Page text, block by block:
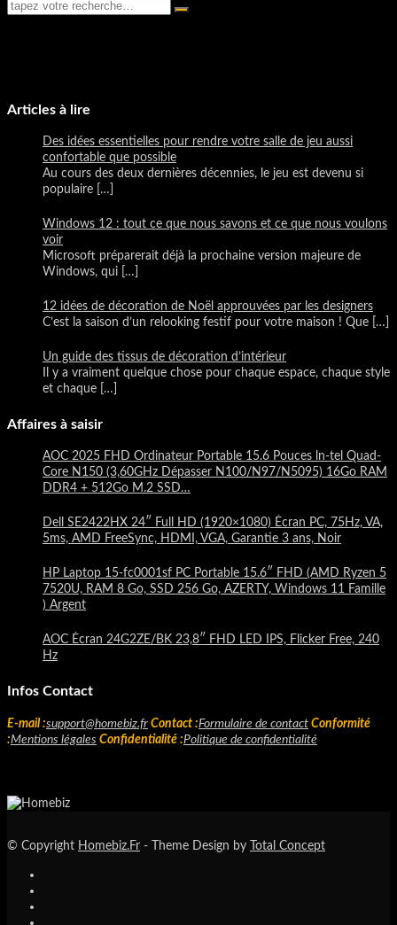
Articles à lire
Des idées essentielles pour rendre votre salle de jeu aussi
confortable que possible
Au cours des deux dernières décennies, le jeu est devenu si
populaire
[…]
Windows 12 : tout ce que nous savons et ce que nous voulons
voir
Microsoft préparerait déjà la prochaine version majeure de
Windows, qui
[…]
12 idées de décoration de Noël approuvées par les designers
C’est la saison d’un relooking festif pour votre maison ! Que
[…]
Un guide des tissus de décoration d’intérieur
Il y a vraiment quelque chose pour chaque espace, chaque style
et chaque
[…]
Affaires à saisir
AOC 2025 FHD Ordinateur Portable 15.6 Pouces ln-tel Quad-
Core N150 (3,60GHz Dépasser N100/N97/N5095) 16Go RAM
DDR4 + 512Go M.2 SSD…
Dell SE2422HX 24″ Full HD (1920×1080) Écran PC, 75Hz, VA,
5ms, AMD FreeSync, HDMI, VGA, Garantie 3 ans, Noir
HP Laptop 15-fc0001sf PC Portable 15.6″ FHD (AMD Ryzen 5
7520U, RAM 8 Go, SSD 256 Go, AZERTY, Windows 11 Famille
) Argent
AOC Écran 24G2ZE/BK 23,8″ FHD LED IPS, Flicker Free, 240
Hz
Infos Contact
E-mail :support@homebiz.fr Contact :Formulaire de contact Conformité
:Mentions légales Confidentialité :Politique de confidentialité
© Copyright Homebiz.Fr - Theme Design by Total Concept